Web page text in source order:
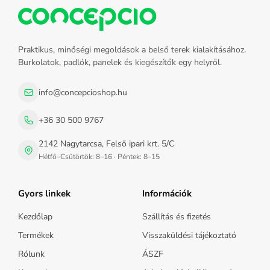
Praktikus, minőségi megoldások a belső terek kialakításához.
Burkolatok, padlók, panelek és kiegészítők egy helyről.
info@concepcioshop.hu
+36 30 500 9767
2142 Nagytarcsa, Felső ipari krt. 5/C
Hétfő–Csütörtök: 8–16 · Péntek: 8–15
Gyors linkek
Kezdőlap
Termékek
Rólunk
Információk
Szállítás és fizetés
Visszaküldési tájékoztató
ÁSZF